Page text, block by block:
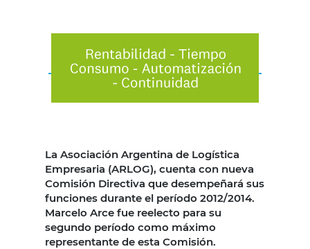
La Asociación Argentina de Logística
Empresaria (ARLOG), cuenta con nueva
Comisión Directiva que desempeñará sus
funciones durante el período 2012/2014.
Marcelo Arce fue reelecto para su
segundo período como máximo
representante de esta Comisión.